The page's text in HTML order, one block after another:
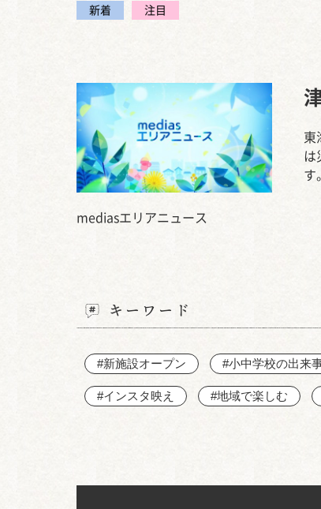
新着 注目
mediasエリアニュース
東
は
す
キーワード
#新施設オープン #小中学校の出来
#インスタ映え #地域で楽しむ